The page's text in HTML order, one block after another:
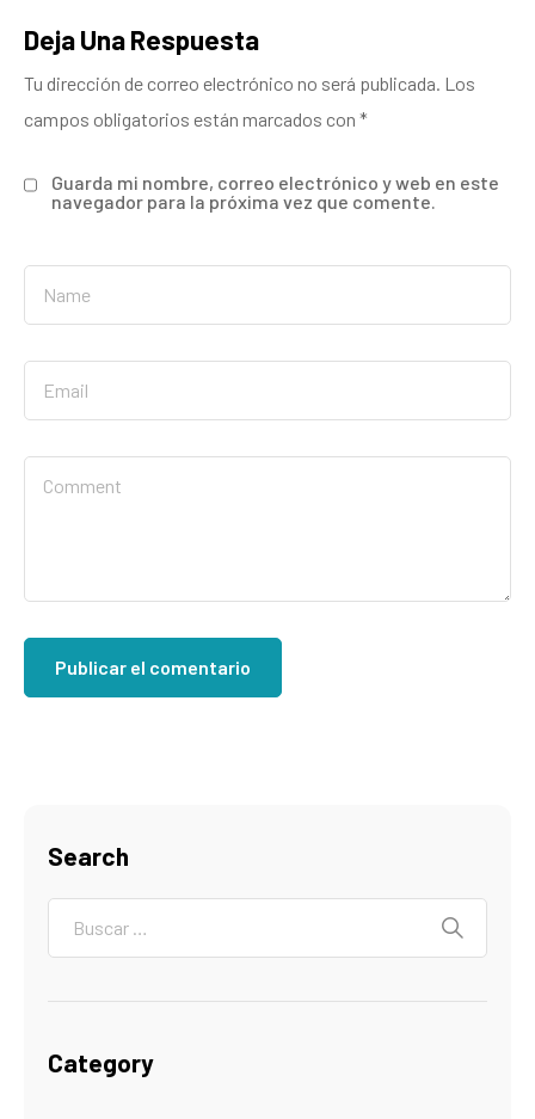
Deja Una Respuesta
Tu dirección de correo electrónico no será publicada. Los
campos obligatorios están marcados con *
Guarda mi nombre, correo electrónico y web en este
navegador para la próxima vez que comente.
Search
Category